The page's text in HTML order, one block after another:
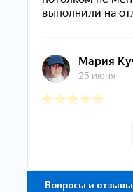
Вопросы и отзывы